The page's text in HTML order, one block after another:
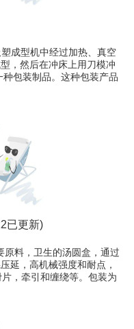
成型机中经过加热、真空
，然后在冲床上用刀模冲
包装制品。这种包装产品
已更新)
原料，卫生的汤圆盒，通过
延，高机械强度和耐点，
，牵引和缠绕等。包装为